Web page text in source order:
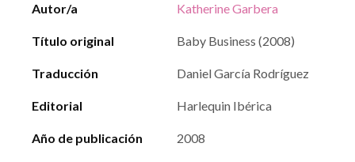
Autor/a Katherine Garbera
Título original Baby Business (2008)
Traducción Daniel García Rodríguez
Editorial Harlequin Ibérica
Año de publicación 2008